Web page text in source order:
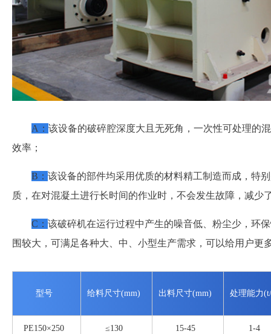
A ： 该设备的破碎腔深度大且无死角，一次性可处理的
效率；
B ： 该设备的部件均采用优质的材料精工制造而成，特
质，在对混凝土进行长时间的作业时，不会发生故障，减少
C ： 该破碎机在运行过程中产生的噪音低、粉尘少，环
围较大，可满足各种大、中、小型生产需求，可以给用户更
型号 给料尺寸(mm) 出料尺寸(mm) 处理能力
PE150×250 ≤130 15-45 1-4